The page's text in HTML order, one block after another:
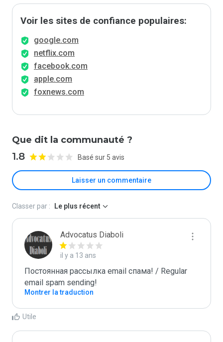
Voir les sites de confiance populaires:
google.com
netflix.com
facebook.com
apple.com
foxnews.com
Que dit la communauté ?
1.8 Basé sur 5 avis
Laisser un commentaire
Classer par : Le plus récent
Advocatus Diaboli
il y a 13 ans
Постоянная рассылка email спама! / Regular
email spam sending!
Montrer la traduction
Utile